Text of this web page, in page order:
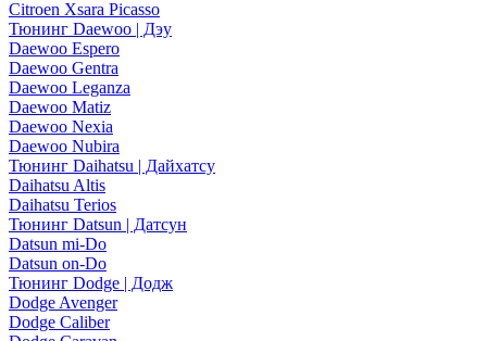
Citroen Xsara Picasso
Тюнинг Daewoo | Дэу
Daewoo Espero
Daewoo Gentra
Daewoo Leganza
Daewoo Matiz
Daewoo Nexia
Daewoo Nubira
Тюнинг Daihatsu | Дайхатсу
Daihatsu Altis
Daihatsu Terios
Тюнинг Datsun | Датсун
Datsun mi-Do
Datsun on-Do
Тюнинг Dodge | Додж
Dodge Avenger
Dodge Caliber